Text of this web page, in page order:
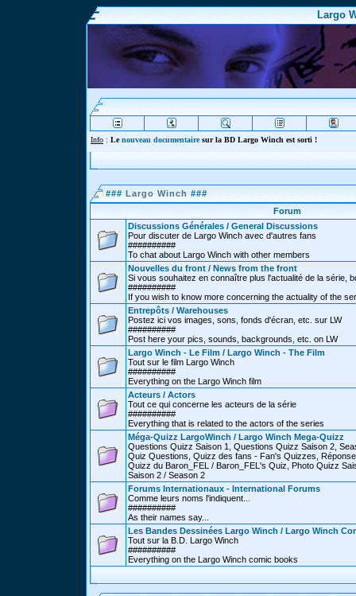
Largo
Info : Lenouveau documentairesur la BD Largo Winch est sorti !
### Largo Winch ###
Forum
Discussions Générales / General Discussions
Pour discuter de Largo Winch avec d'autres fans
##########
To chat about Largo Winch with other members
Nouvelles du front / News from the front
Si vous souhaitez en connaître plus l'actualité de la série,
##########
If you wish to know more concerning the actuality of the
Entrepôts / Warehouses
Postez ici vos images, sons, fonds d'écran, etc. sur LW
##########
Post here your pics, sounds, backgrounds, etc. on LW
Largo Winch - Le Film / Largo Winch - The Film
Tout sur le film Largo Winch
##########
Everything on the Largo Winch film
Acteurs / Actors
Tout ce qui concerne les acteurs de la série
##########
Everything that is related to the actors of the series
Méga-Quizz LargoWinch / Largo Winch Mega-Quizz
Questions Quizz Saison 1, Questions Quizz Saison 2,
Quiz Questions, Quizz des fans - Fan's Quizzes,
Quizz du Baron_FEL / Baron_FEL's Quiz, Photo Quizz
Saison 2 / Season 2
Forums Internationaux - International Forums
Comme leurs noms l'indiquent...
##########
As their names say...
Les Bandes Dessinées Largo Winch / Largo Winch
Tout sur la B.D. Largo Winch
##########
Everything on the Largo Winch comic books